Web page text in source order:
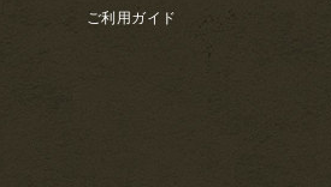
ご利用ガイド